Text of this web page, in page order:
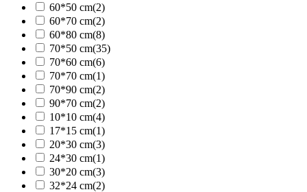
60*50 cm(2)
60*70 cm(2)
60*80 cm(8)
70*50 cm(35)
70*60 cm(6)
70*70 cm(1)
70*90 cm(2)
90*70 cm(2)
10*10 cm(4)
17*15 cm(1)
20*30 cm(3)
24*30 cm(1)
30*20 cm(3)
32*24 cm(2)